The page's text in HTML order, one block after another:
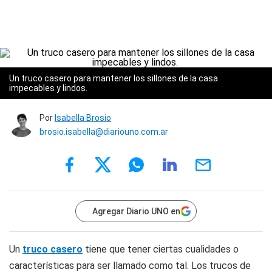
Un truco casero para mantener los sillones de la casa
impecables y lindos.
Por Isabella Brosio
brosio.isabella@diariouno.com.ar
Agregar Diario UNO en
Un truco casero tiene que tener ciertas cualidades o
características para ser llamado como tal. Los trucos de